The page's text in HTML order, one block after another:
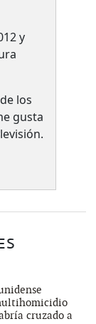
y
los
gusta
cruzado a